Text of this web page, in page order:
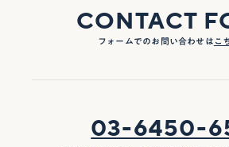
CONTACT
フォームでのお問い合わせは こ
03-6450-